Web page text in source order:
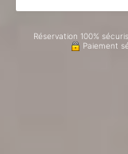
Réservation 100%
Paiement